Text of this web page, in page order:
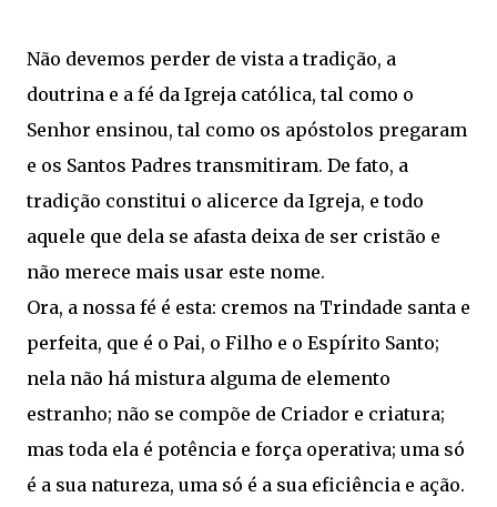
Não devemos perder de vista a tradição, a
doutrina e a fé da Igreja católica, tal como o
Senhor ensinou, tal como os apóstolos pregaram
e os Santos Padres transmitiram. De fato, a
tradição constitui o alicerce da Igreja, e todo
aquele que dela se afasta deixa de ser cristão e
não merece mais usar este nome.
Ora, a nossa fé é esta: cremos na Trindade santa e
perfeita, que é o Pai, o Filho e o Espírito Santo;
nela não há mistura alguma de elemento
estranho; não se compõe de Criador e criatura;
mas toda ela é potência e força operativa; uma só
é a sua natureza, uma só é a sua eficiência e ação.